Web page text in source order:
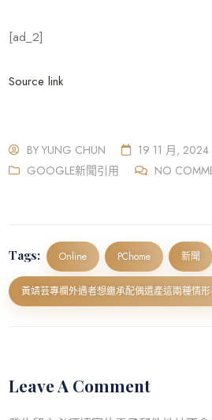
[ad_2]
Source link
BYYUNG CHUN
19 11 月, 2024
GOOGLE新聞引用
NO
Tags: Online PChome 新聞
黃靖芸專欄外遇者想繼承配偶遺產這兩種情
Leave A Comment